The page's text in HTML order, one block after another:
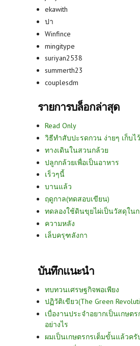
ekawith
ปา
Winfince
mingitype
suriyan2538
summerth23
couplesdm
รายการบล็อกล่าสุด
Read Only
วิธีทำสับปะรดกวน ง่ายๆ เก็บไ
ทางเดินในสวนกล้วย
ปลูกกล้วยเพื่อเป็นอาหาร
เร็วๆนี้
บานแล้ว
ฤดูกาล(ทดสอบเขียน)
ทดลองใช้ดินขุยไผ่เป็นวัสดุใน
ความหลัง
เล็บครุฑลังกา
บันทึกแนะนำ
ทบทวนเศรษฐกิจพอเพียง
ปฏิวัติเขียว(The Green
เบื่องานประจำอยากเป็นเกษต
อย่างไร
ผมเป็นเกษตรกรเต็มขั้นแล้วครั